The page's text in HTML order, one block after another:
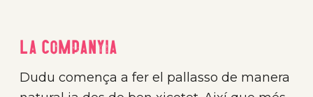
La companyia
Dudu comença a fer el pallasso de manera